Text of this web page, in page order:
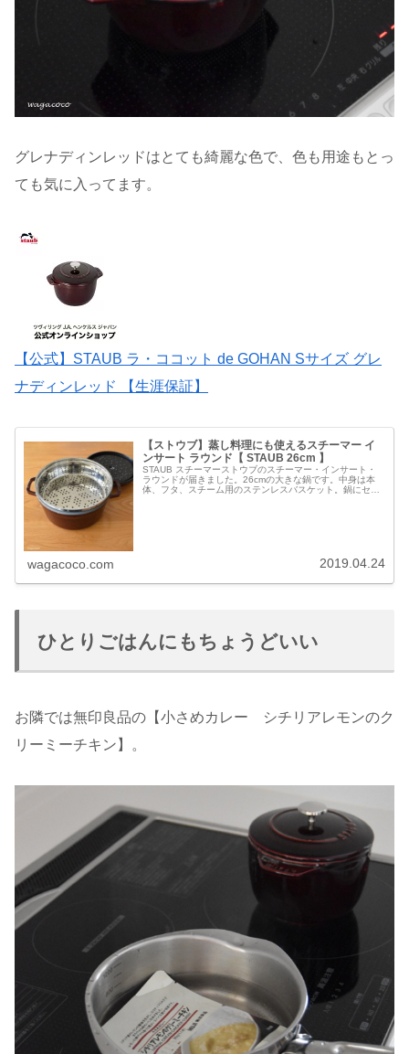
グレナディンレッドはとても綺麗な色で、色も用途もとっ
ても気に入ってます。
【公式】STAUB ラ・ココット de GOHAN Sサイズ グレ
ナディンレッド 【生涯保証】
【ストウブ】蒸し料理にも使えるスチーマー イ
ンサート ラウンド【 STAUB 26cm 】
STAUB スチーマーストウブのスチーマー・インサート・
ラウンドが届きました。26cmの大きな鍋です。中身は本
体、フタ、スチーム用のステンレスバスケット。鍋にセッ
wagacoco.com 2019.04.24
ひとりごはんにもちょうどいい
お隣では無印良品の【小さめカレー シチリアレモンのク
リーミーチキン】。